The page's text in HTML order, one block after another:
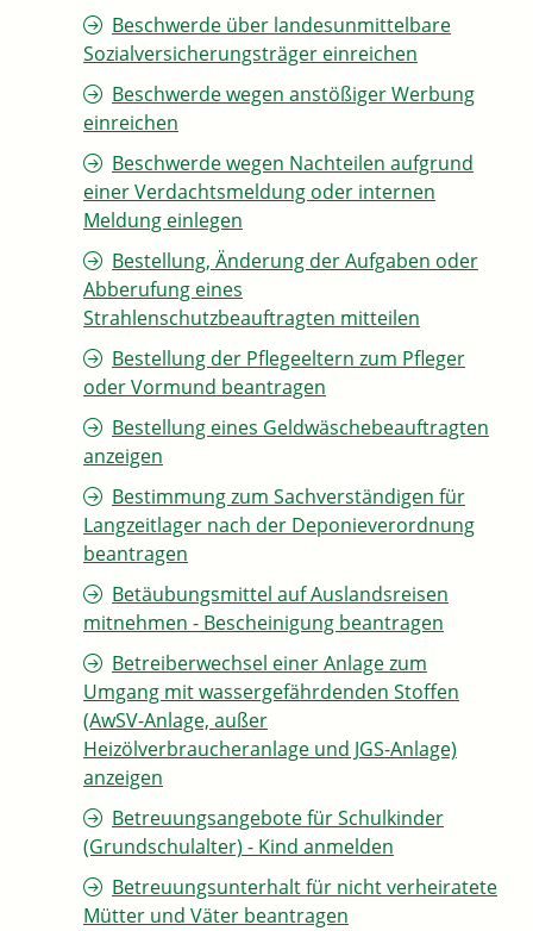
Beschwerde über landesunmittelbare
Sozialversicherungsträger einreichen
Beschwerde wegen anstößiger Werbung
einreichen
Beschwerde wegen Nachteilen aufgrund
einer Verdachtsmeldung oder internen
Meldung einlegen
Bestellung, Änderung der Aufgaben oder
Abberufung eines
Strahlenschutzbeauftragten mitteilen
Bestellung der Pflegeeltern zum Pfleger
oder Vormund beantragen
Bestellung eines Geldwäschebeauftragten
anzeigen
Bestimmung zum Sachverständigen für
Langzeitlager nach der Deponieverordnung
beantragen
Betäubungsmittel auf Auslandsreisen
mitnehmen - Bescheinigung beantragen
Betreiberwechsel einer Anlage zum
Umgang mit wassergefährdenden Stoffen
(AwSV-Anlage, außer
Heizölverbraucheranlage und JGS-Anlage)
anzeigen
Betreuungsangebote für Schulkinder
(Grundschulalter) - Kind anmelden
Betreuungsunterhalt für nicht verheiratete
Mütter und Väter beantragen